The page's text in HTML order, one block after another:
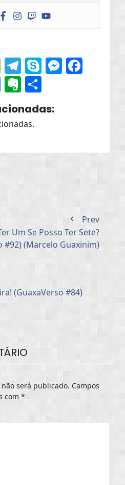
Message
Telegram
Skype
LinkedIn
Evernote
Prev
Um Se Posso Ter Sete?
#92) (Marcelo Guaxinim)
(GuaxaVerso #84)
será publicado. Campos
com *